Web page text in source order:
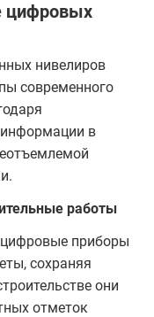
цифровых
нивелиров
современного
в
работы
приборы
сохраняя
они
отметок